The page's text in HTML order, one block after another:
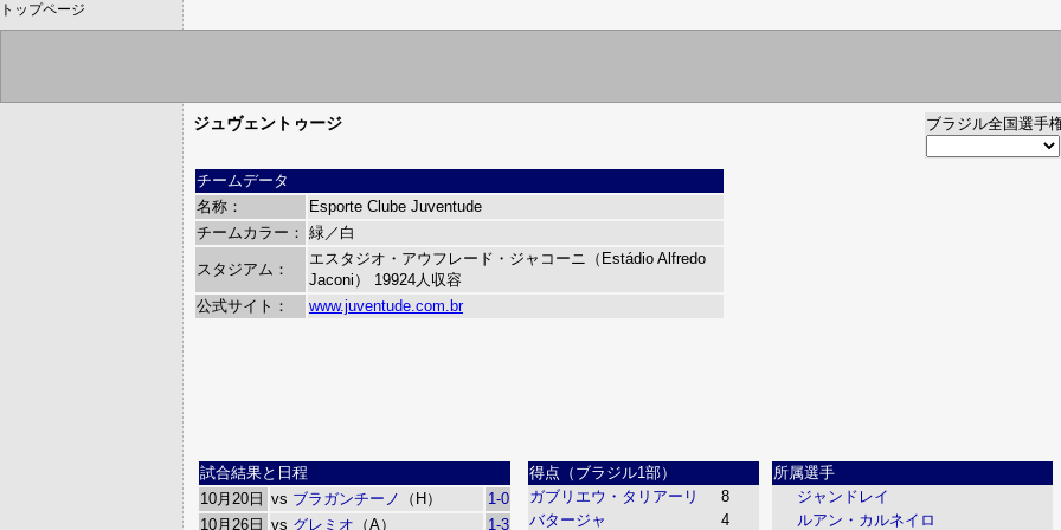
トップページ
ブラジル全国選手
ジュヴェントゥージ
チームデータ
名称：
Esporte Clube Juventude
チームカラー： 緑／白
スタジアム：
エスタジオ・アウフレード・ジャコーニ（Estádio Alfredo
Jaconi） 19924人収容
公式サイト：
www.juventude.com.br
試合結果と日程
10月20日 vs ブラガンチーノ （H）
1-0
10月26日 vs グレミオ （A） 1-3
得点（ブラジル1部）
ガブリエウ・タリアーリ
8
バタージャ
4
所属選手
ジャンドレイ
ルアン・カルネイロ